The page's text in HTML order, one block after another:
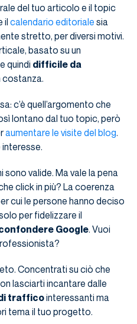
del tuo articolo e il topic
il calendario editoriale sia
stretto, per diversi motivi.
basato su un
quindi difficile da
costanza.
c’è quell’argomento che
lontano dal tuo topic, però
aumentare le visite del blog.
valide. Ma vale la pena
click in più? La coerenza
cui le persone hanno deciso
per fidelizzare il
Google. Vuoi
Concentrati su ciò che
lasciarti incantare dalle
trafficointeressanti ma
tema il tuo progetto.